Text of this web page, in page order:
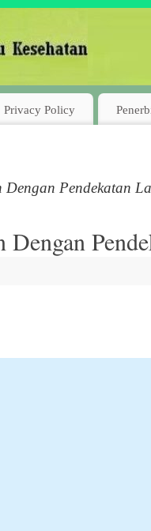
Privacy Policy
Dengan Pendekatan